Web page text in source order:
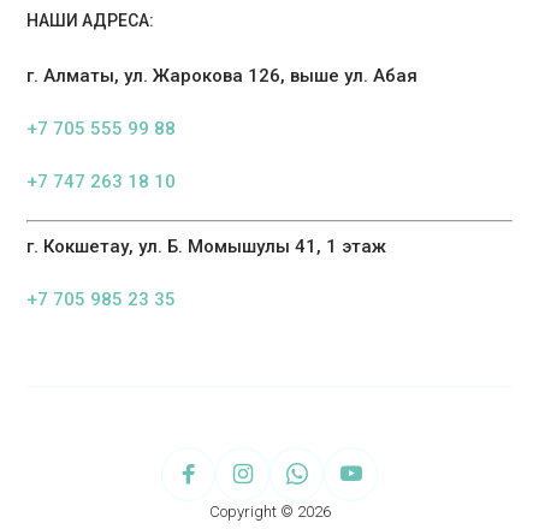
НАШИ АДРЕСА:
г. Алматы, ул. Жарокова 126, выше ул. Абая
+7 705 555 99 88
+7 747 263 18 10
г. Кокшетау, ул. Б. Момышулы 41, 1 этаж
+7 705 985 23 35
Copyright © 2026